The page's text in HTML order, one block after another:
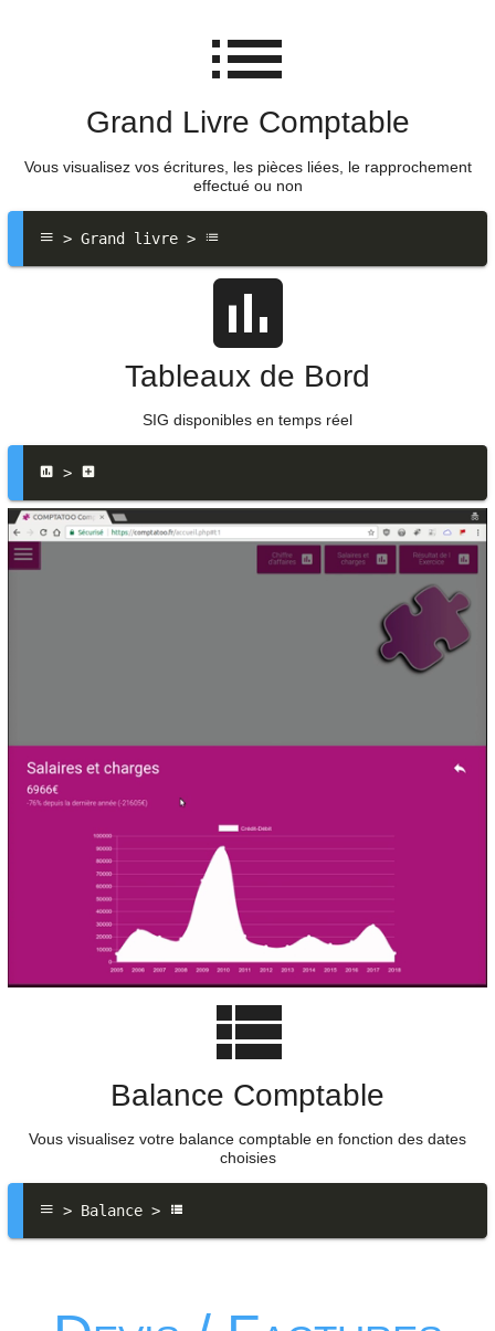
Grand Livre Comptable
Vous visualisez vos écritures, les pièces liées, le rapprochement
effectué ou non
> Grand livre >
Tableaux de Bord
SIG disponibles en temps réel
>
Balance Comptable
Vous visualisez votre balance comptable en fonction des dates
choisies
> Balance >